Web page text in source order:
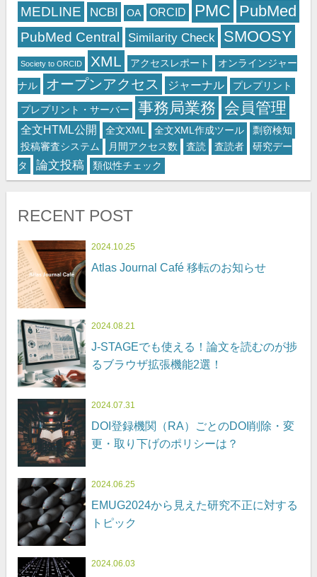
MEDLINE NCBI OA ORCID PMC PubMed
PubMed Central Similarity Check SMOOSY
Society to ORCID XML アクセスレポート オンラインジャー
ナル オープンアクセス ジャーナル プレプリント
プレプリント・サーバー 事務局業務 会員管理
全文HTML公開 全文XML 全文XML作成ツール
剽窃検知
投稿審査システム
月間アクセス数 査読 査読者
研究デー
タ
論文投稿 類似性チェック
RECENT POST
2024.10.25
Atlas Journal Café 移転のお知らせ
2024.08.21
J-STAGEでも使える！論文を読むのが捗
るブラウザ拡張機能2選！
2024.07.31
DOI登録機関（RA）ごとのDOI削除・変
更・取り下げのポリシーは？
2024.06.25
EMUG2024から見えた研究不正に対する
トピック
2024.06.03